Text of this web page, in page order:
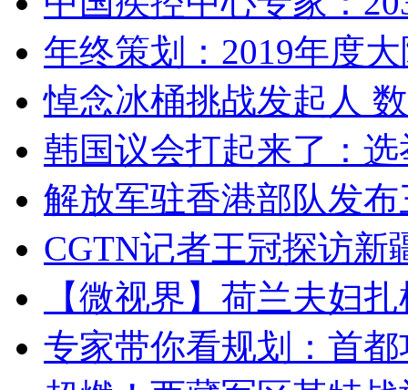
年终策划：2019年度
悼念冰桶挑战发起人
韩国议会打起来了：
解放军驻香港部队发
CGTN记者王冠探访新
【微视界】荷兰夫妇
专家带你看规划：首